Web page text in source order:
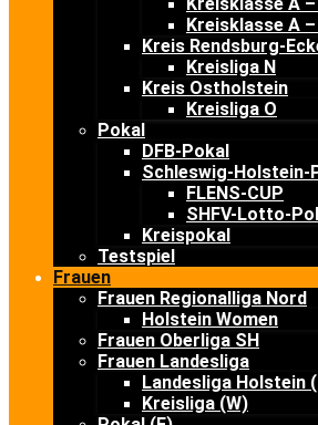
Kreisklasse A –
Kreis Rendsburg-
Kreisliga N
Kreis Ostholstein
Kreisliga O
Pokal
DFB-Pokal
Schleswig-Holstein-
FLENS-CUP
SHFV-Lotto-
Kreispokal
Testspiel
Frauen
Frauen Regionalliga Nord
Holstein Women
Frauen Oberliga SH
Frauen Landesliga
Landesliga Holstein
Kreisliga (W)